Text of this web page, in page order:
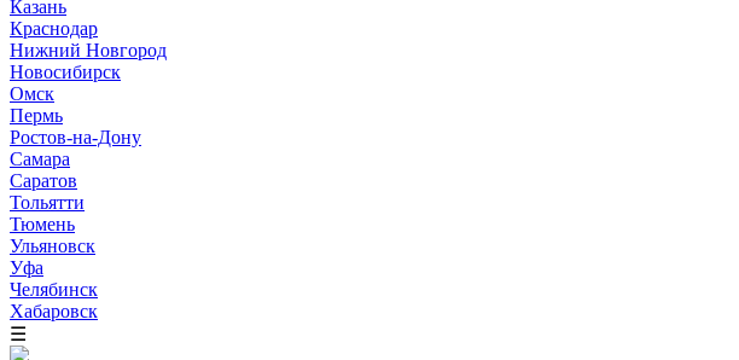
Казань
Краснодар
Нижний Новгород
Новосибирск
Омск
Пермь
Ростов-на-Дону
Самара
Саратов
Тольятти
Тюмень
Ульяновск
Уфа
Челябинск
Хабаровск
☰